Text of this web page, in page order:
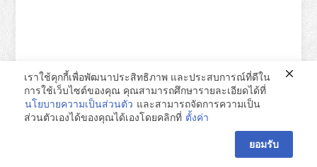
เราใช้คุกกี้เพื่อพัฒนาประสิทธิภาพ และประสบการณ์ที่ดีใน
การใช้เว็บไซต์ของคุณ คุณสามารถศึกษารายละเอียดได้ที่
นโยบายความเป็นส่วนตัว และสามารถจัดการความเป็น
ส่วนตัวเองได้ของคุณได้เองโดยคลิกที่ ตั้งค่า
ยอมรับ